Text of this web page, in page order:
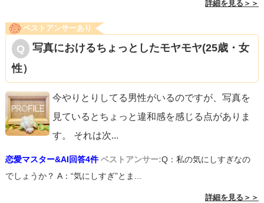
詳細を見る＞＞
ベストアンサーあり
写真におけるちょっとしたモヤモヤ(25歳・女
性）
今やりとりしてる男性がいるのですが、写真を
見ているとちょっと違和感を感じる点がありま
す。 それは次...
恋愛マスター&AI回答4件 ベストアンサー:Q：私の気にしすぎなの
でしょうか？ A：“気にしすぎ”とま...
詳細を見る＞＞